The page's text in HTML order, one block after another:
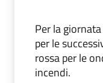
Per la
per le
rossa per le
incendi.